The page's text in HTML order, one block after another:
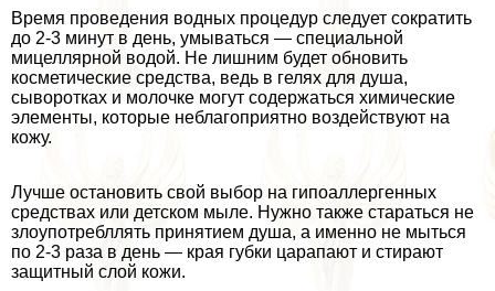
Время проведения водных процедур следует сократить
до 2-3 минут в день, умываться — специальной
мицеллярной водой. Не лишним будет обновить
косметические средства, ведь в гелях для душа,
сыворотках и молочке могут содержаться химические
элементы, которые нeблагоприятно воздействуют на
кожу.
Лучше остановить свой выбор на гипоаллергенных
средствах или детском мыле. Нужно также стараться не
злоупотрeбллять принятием душа, а именно не мыться
по 2-3 раза в день — края губки царапают и стирают
защитный слой кожи.